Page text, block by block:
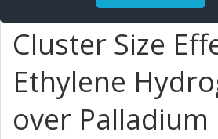
Cluster Size
Ethylene
over Palladium